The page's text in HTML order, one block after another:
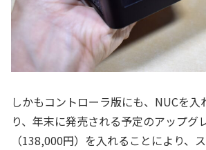
しかもコントローラ版にも、NUCを入
り、年末に発売される予定のアップグ
（138,000円）を入れることにより、